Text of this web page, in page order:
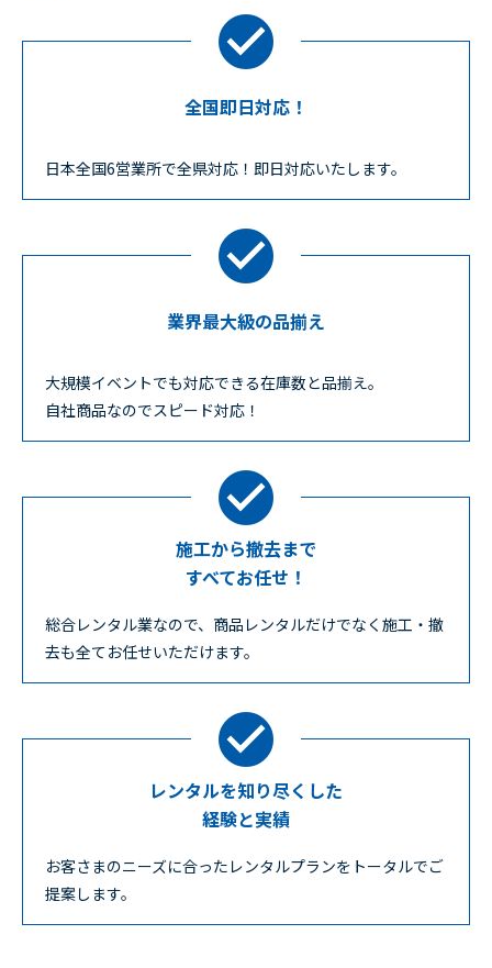
全国即日対応！
日本全国6営業所で全県対応！即日対応いたします。
業界最大級の品揃え
大規模イベントでも対応できる在庫数と品揃え。
自社商品なのでスピード対応！
施工から撤去まで
すべてお任せ！
総合レンタル業なので、商品レンタルだけでなく施工・撤
去も全てお任せいただけます。
レンタルを知り尽くした
経験と実績
お客さまのニーズに合ったレンタルプランをトータルでご
提案します。